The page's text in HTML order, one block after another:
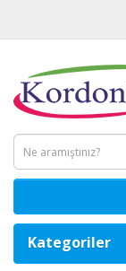
Kategoriler